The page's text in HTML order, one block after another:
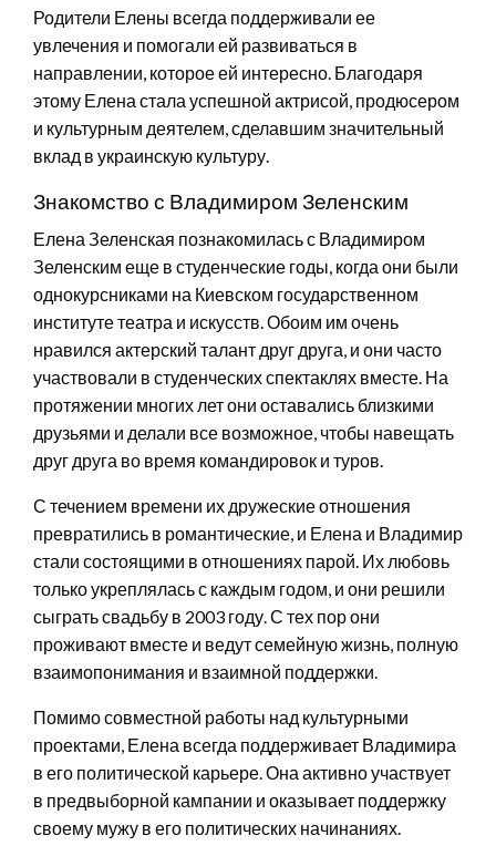
Родители Елены всегда поддерживали ее
увлечения и помогали ей развиваться в
направлении, которое ей интересно. Благодаря
этому Елена стала успешной актрисой, продюсером
и культурным деятелем, сделавшим значительный
вклад в украинскую культуру.
Знакомство с Владимиром Зеленским
Елена Зеленская познакомилась с Владимиром
Зеленским еще в студенческие годы, когда они были
однокурсниками на Киевском государственном
институте театра и искусств. Обоим им очень
нравился актерский талант друг друга, и они часто
участвовали в студенческих спектаклях вместе. На
протяжении многих лет они оставались близкими
друзьями и делали все возможное, чтобы навещать
друг друга во время командировок и туров.
С течением времени их дружеские отношения
превратились в романтические, и Елена и Владимир
стали состоящими в отношениях парой. Их любовь
только укреплялась с каждым годом, и они решили
сыграть свадьбу в 2003 году. С тех пор они
проживают вместе и ведут семейную жизнь, полную
взаимопонимания и взаимной поддержки.
Помимо совместной работы над культурными
проектами, Елена всегда поддерживает Владимира
в его политической карьере. Она активно участвует
в предвыборной кампании и оказывает поддержку
своему мужу в его политических начинаниях.